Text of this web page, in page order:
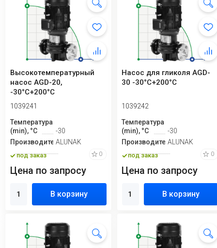
Высокотемпературный
насос AGD-20,
-30°C+200°C
вертикальный
1039241
Температура
(min), °C
-30
ПроизводительALUNAK
под заказ 0
Цена по запросу
В корзину
Насос для гликоля AGD-
30 -30°C+200°C
1039242
Температура
(min), °C
-30
ПроизводительALUNAK
под заказ 0
Цена по запросу
В корзину